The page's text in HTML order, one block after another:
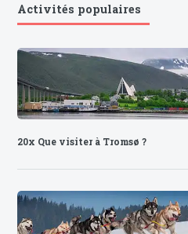
Activités populaires
20x Que visiter à Tromsø ?